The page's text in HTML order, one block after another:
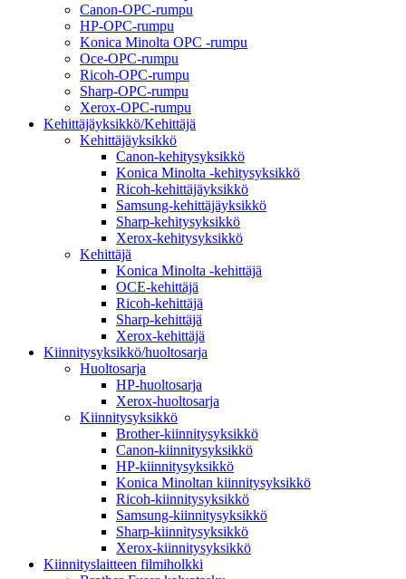
Canon-OPC-rumpu
HP-OPC-rumpu
Konica Minolta OPC -rumpu
Oce-OPC-rumpu
Ricoh-OPC-rumpu
Sharp-OPC-rumpu
Xerox-OPC-rumpu
Kehittäjäyksikkö/Kehittäjä
Kehittäjäyksikkö
Canon-kehitysyksikkö
Konica Minolta -kehitysyksikkö
Ricoh-kehittäjäyksikkö
Samsung-kehittäjäyksikkö
Sharp-kehitysyksikkö
Xerox-kehitysyksikkö
Kehittäjä
Konica Minolta -kehittäjä
OCE-kehittäjä
Ricoh-kehittäjä
Sharp-kehittäjä
Xerox-kehittäjä
Kiinnitysyksikkö/huoltosarja
Huoltosarja
HP-huoltosarja
Xerox-huoltosarja
Kiinnitysyksikkö
Brother-kiinnitysyksikkö
Canon-kiinnitysyksikkö
HP-kiinnitysyksikkö
Konica Minoltan kiinnitysyksikkö
Ricoh-kiinnitysyksikkö
Samsung-kiinnitysyksikkö
Sharp-kiinnitysyksikkö
Xerox-kiinnitysyksikkö
Kiinnityslaitteen filmiholkki